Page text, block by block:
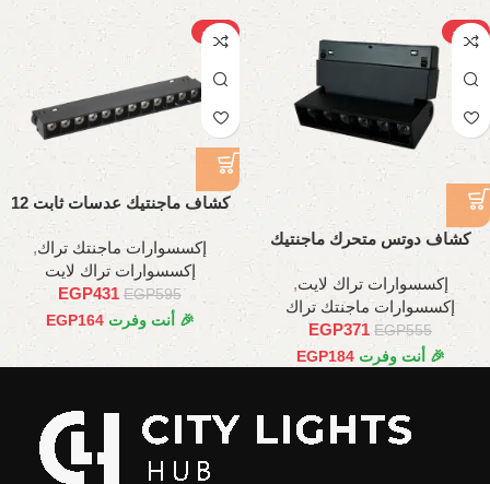
-33%
كشاف دوتس متحرك ماجنتيك
إكسسوارات تراك لايت,
إكسسوارات ماجنتك تراك
EGP555
EGP371
🎉 أنت وفرت EGP184
-28%
كشاف ماجنتيك عدسات ثابت 12
وات،24 سم
إكسسوارات ماجنتك تراك,
إكسسوارات تراك لايت
EGP595
EGP431
🎉 أنت وفرت EGP164